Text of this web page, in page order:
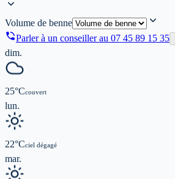
Volume de benne
Parler à un conseiller au 07 45 89 15 35
dim.
25°Ccouvert
lun.
22°Cciel dégagé
mar.